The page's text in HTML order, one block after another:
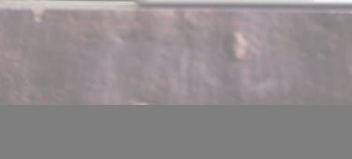
Location de salles
Espace adhérent